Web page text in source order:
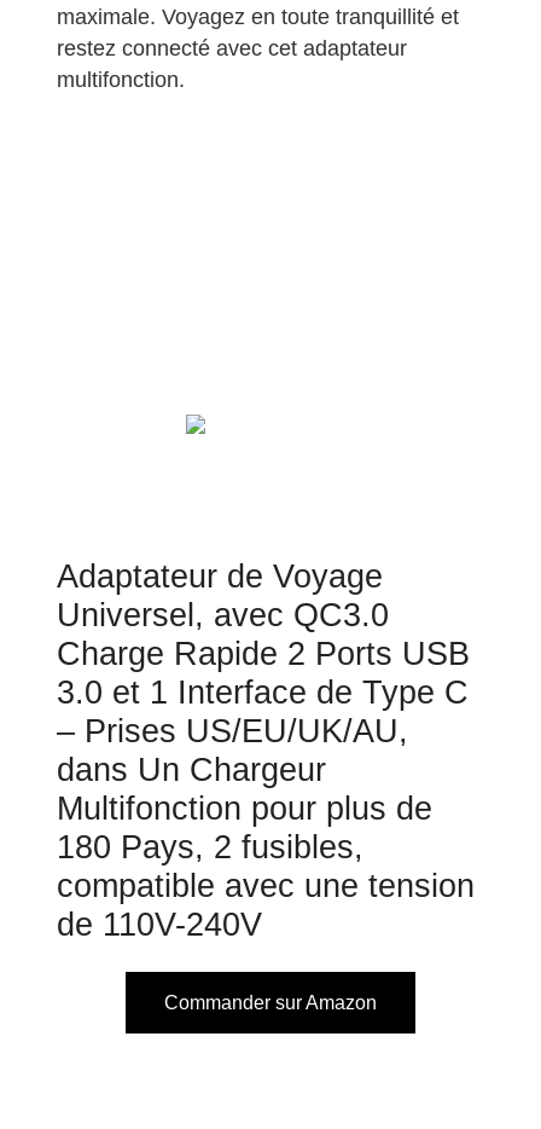
maximale. Voyagez en toute tranquillité et
restez connecté avec cet adaptateur
multifonction.
Adaptateur de Voyage
Universel, avec QC3.0
Charge Rapide 2 Ports USB
3.0 et 1 Interface de Type C
– Prises US/EU/UK/AU,
dans Un Chargeur
Multifonction pour plus de
180 Pays, 2 fusibles,
compatible avec une tension
de 110V-240V
Commander sur Amazon